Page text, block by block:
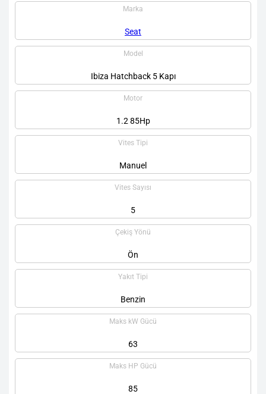
Marka
Seat
Model
Ibiza Hatchback 5 Kapı
Motor
1.2 85Hp
Vites Tipi
Manuel
Vites Sayısı
5
Çekiş Yönü
Ön
Yakıt Tipi
Benzin
Maks kW Gücü
63
Maks HP Gücü
85